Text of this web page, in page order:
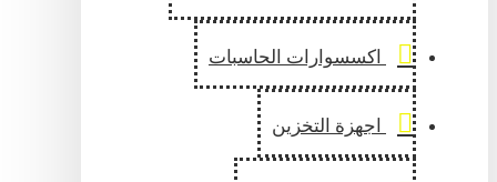
اكسسوارات الحاسبات
اجهزة التخزين